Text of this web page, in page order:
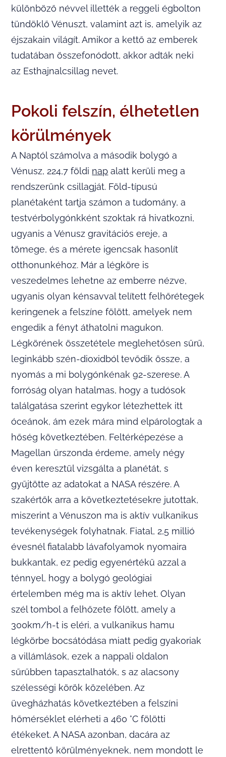
különböző névvel illették a reggeli égbolton
tündöklő Vénuszt, valamint azt is, amelyik az
éjszakain világít. Amikor a kettő az emberek
tudatában összefonódott, akkor adták neki
az Esthajnalcsillag nevet.
Pokoli felszín, élhetetlen
körülmények
A Naptól számolva a második bolygó a
Vénusz, 224,7 földi nap alatt kerüli meg a
rendszerünk csillagját. Föld-típusú
planétaként tartja számon a tudomány, a
testvérbolygónkként szoktak rá hivatkozni,
ugyanis a Vénusz gravitációs ereje, a
tömege, és a mérete igencsak hasonlít
otthonunkéhoz. Már a légköre is
veszedelmes lehetne az emberre nézve,
ugyanis olyan kénsavval telített felhőrétegek
keringenek a felszíne fölött, amelyek nem
engedik a fényt áthatolni magukon.
Légkörének összetétele meglehetősen sűrű,
leginkább szén-dioxidból tevődik össze, a
nyomás a mi bolygónkénak 92-szerese. A
forróság olyan hatalmas, hogy a tudósok
találgatása szerint egykor létezhettek itt
óceánok, ám ezek mára mind elpárologtak a
hőség következtében. Feltérképezése a
Magellan űrszonda érdeme, amely négy
éven keresztül vizsgálta a planétát, s
gyűjtötte az adatokat a NASA részére. A
szakértők arra a következtetésekre jutottak,
miszerint a Vénuszon ma is aktív vulkanikus
tevékenységek folyhatnak. Fiatal, 2,5 millió
évesnél fiatalabb lávafolyamok nyomaira
bukkantak, ez pedig egyenértékű azzal a
ténnyel, hogy a bolygó geológiai
értelemben még ma is aktív lehet. Olyan
szél tombol a felhőzete fölött, amely a
300km/h-t is eléri, a vulkanikus hamu
légkörbe bocsátódása miatt pedig gyakoriak
a villámlások, ezek a nappali oldalon
sűrűbben tapasztalhatók, s az alacsony
szélességi körök közelében. Az
üvegházhatás következtében a felszíni
hőmérséklet elérheti a 460 °C fölötti
étékeket. A NASA azonban, dacára az
elrettentő körülményeknek, nem mondott le